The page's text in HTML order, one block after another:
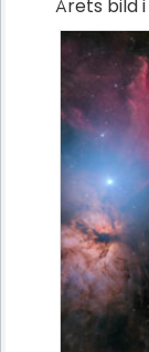
Årets bild i